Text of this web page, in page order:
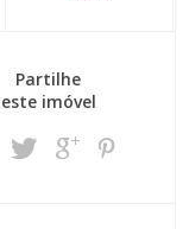
Partilhe
este imóvel